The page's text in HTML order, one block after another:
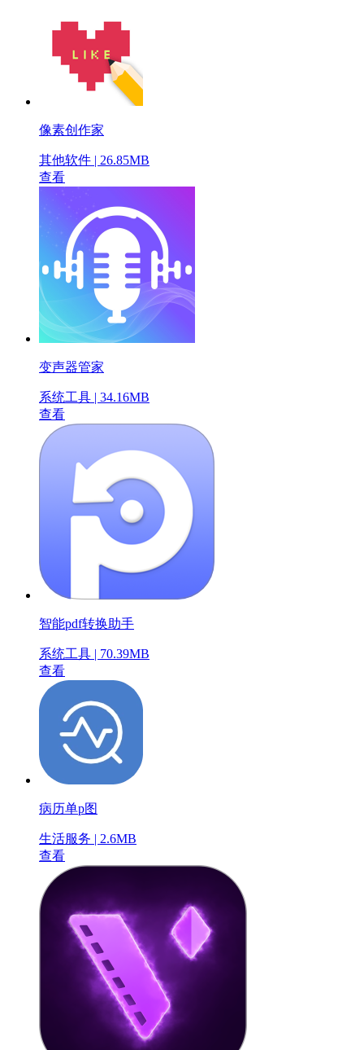
像素创作家
其他软件 | 26.85MB
查看
变声器管家
系统工具 | 34.16MB
查看
智能pdf转换助手
系统工具 | 70.39MB
查看
病历单p图
生活服务 | 2.6MB
查看